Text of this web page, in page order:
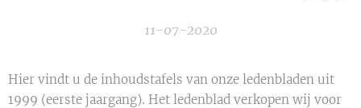
11-07-2020
Hier vindt u de inhoudstafels van onze ledenbladen uit
1999 (eerste jaargang). Het ledenblad verkopen wij voor